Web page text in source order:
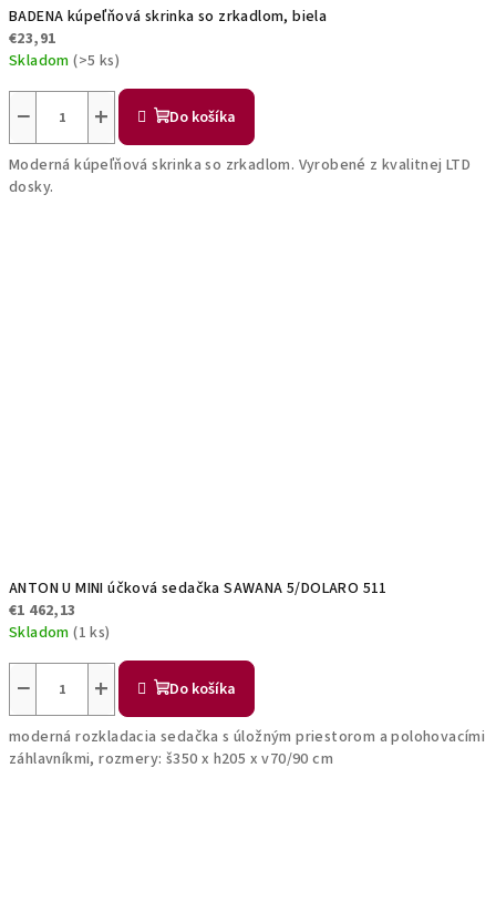
BADENA kúpeľňová skrinka so zrkadlom, biela
€23,91
Skladom(>5 ks)
+
− Do košíka
Moderná kúpeľňová skrinka so zrkadlom. Vyrobené z kvalitnej LTD
dosky.
ANTON U MINI účková sedačka SAWANA 5/DOLARO 511
€1 462,13
Skladom(1 ks)
+
− Do košíka
moderná rozkladacia sedačka s úložným priestorom a polohovacími
záhlavníkmi, rozmery: š350 x h205 x v70/90 cm